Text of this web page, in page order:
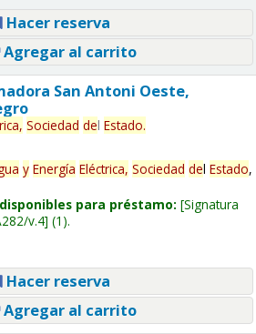
Hacer reserva
Agregar al carrito
San Antoni Oeste,
Sociedad del Estado.
y Energía Eléctrica, Sociedad del Estado,
para préstamo: Signatura
v.4 (1).
Hacer reserva
Agregar al carrito